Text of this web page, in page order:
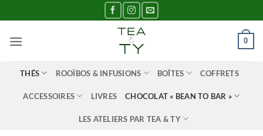
au
contenu
0
THÉS ROOÏBOS & INFUSIONS BOÎTES COFFRETS
ACCESSOIRES LIVRES CHOCOLAT « BEAN TO BAR »
LES ATELIERS PAR TEA & TY